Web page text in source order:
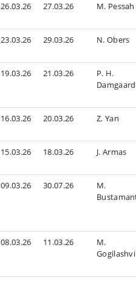
26.03.26 27.03.26 M. Pessah
23.03.26 29.03.26 N. Obers
19.03.26 21.03.26
P. H.
Damgaard
16.03.26 20.03.26 Z. Yan
15.03.26 18.03.26 J. Armas
09.03.26 30.07.26
M.
08.03.26 11.03.26
M.